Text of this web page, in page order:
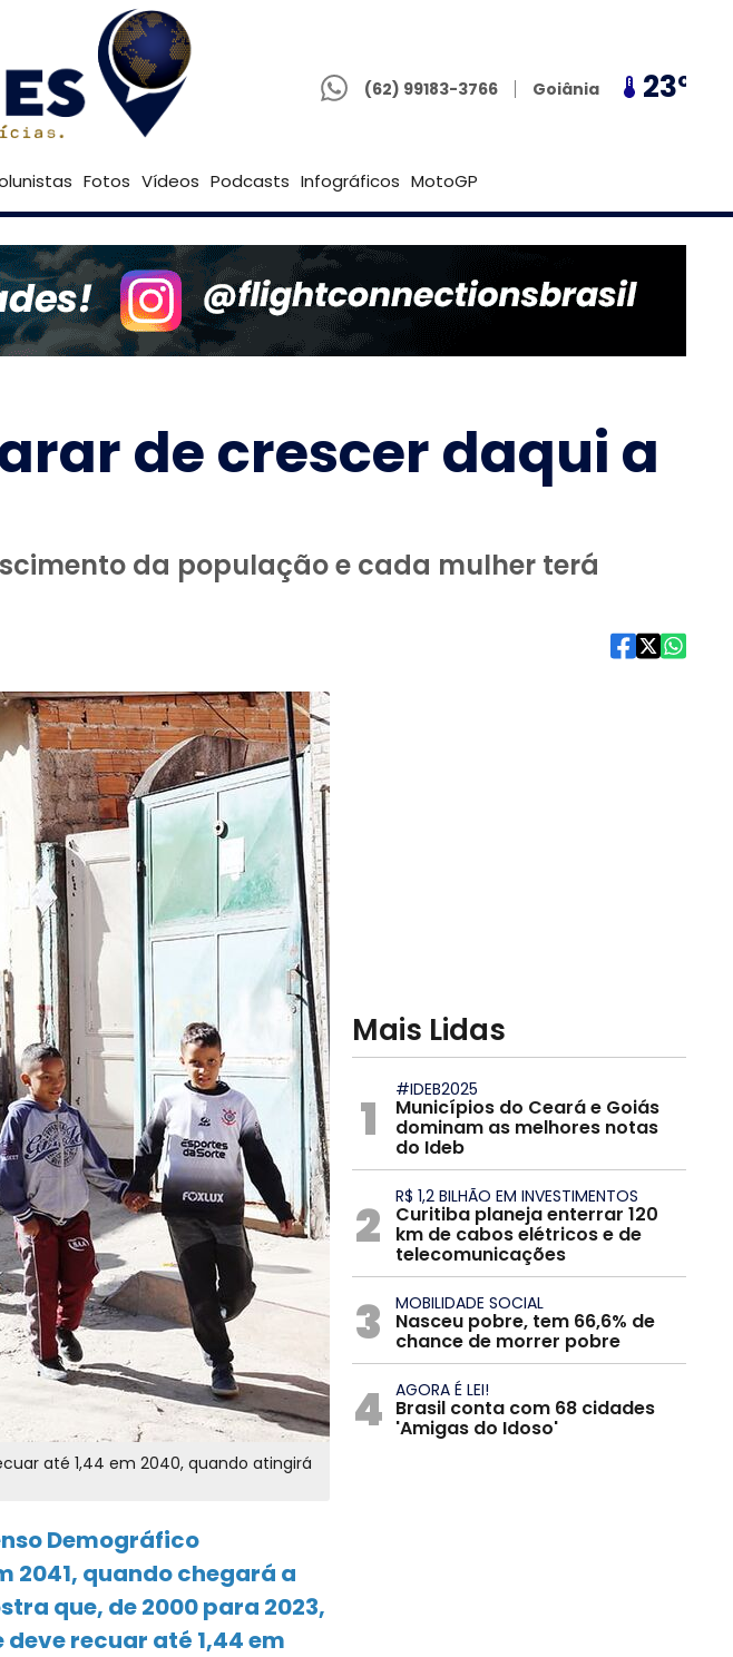
(62) 99183-3766
23º Brasília Goiânia 23º Brasília 22º
Fotos Vídeos Podcasts Infográficos MotoGP
de crescer daqui a
da população e cada mulher terá
até 1,44 em 2040, quando atingirá
Demográfico
2041, quando chegará a
que, de 2000 para 2023,
recuar até 1,44 em
Mais Lidas
1 #IDEB2025
Municípios do Ceará e Goiás
dominam as melhores notas
do Ideb
2 R$ 1,2 BILHÃO EM INVESTIMENTOS
Curitiba planeja enterrar 120
km de cabos elétricos e de
telecomunicações
3 MOBILIDADE SOCIAL
Nasceu pobre, tem 66,6% de
chance de morrer pobre
4 AGORA É LEI!
Brasil conta com 68 cidades
'Amigas do Idoso'